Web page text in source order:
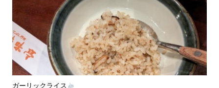
ガーリックライス